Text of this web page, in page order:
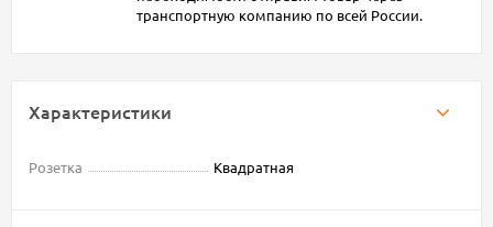
транспортную компанию по всей России.
Характеристики
Розетка Квадратная